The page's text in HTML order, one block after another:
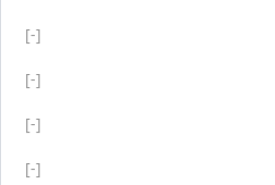
[-]
[-]
[-]
[-]